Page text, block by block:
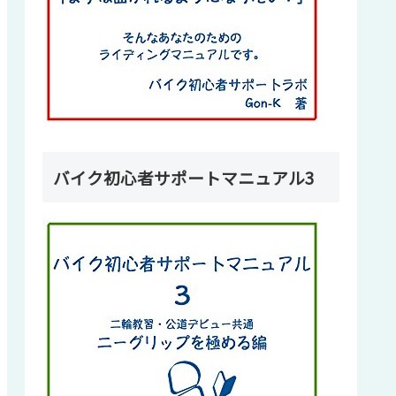
バイク初心者サポートマニュアル3